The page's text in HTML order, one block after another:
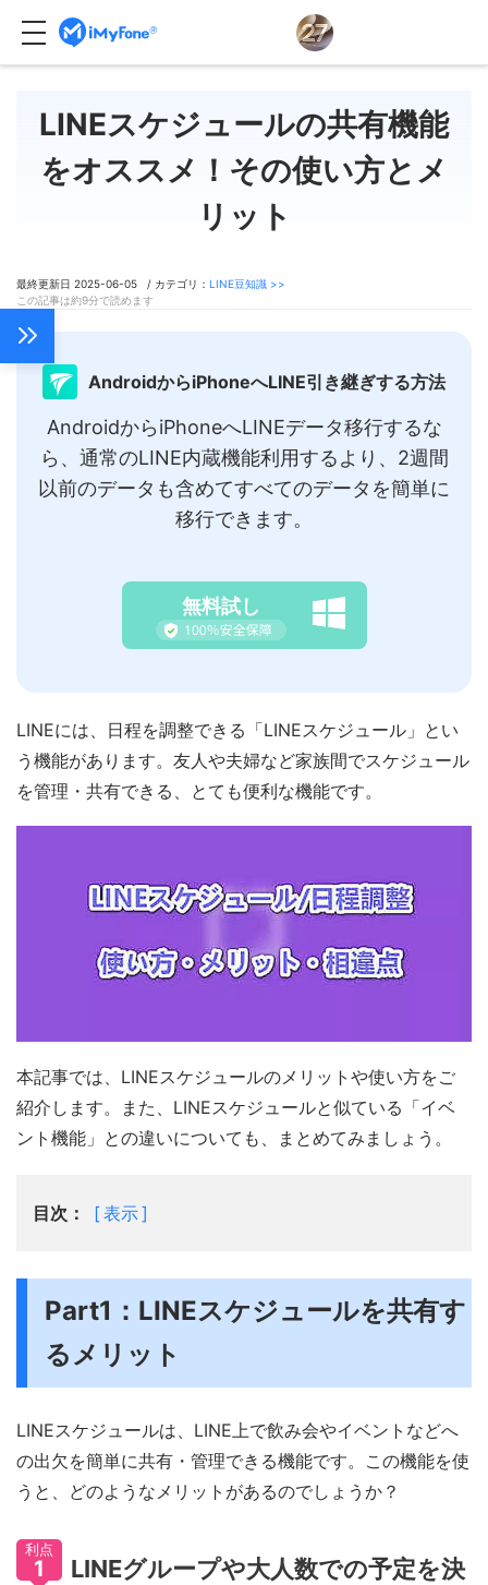
LINEスケジュールの共有機能
をオススメ！その使い方とメ
リット
最終更新日 2025-06-05 / カテゴリ： LINE豆知識 >>
この記事は約9分で読めます
AndroidからiPhoneへLINE引き継ぎする方法
AndroidからiPhoneへLINEデータ移行するな
ら、通常のLINE内蔵機能利用するより、2週間
以前のデータも含めてすべてのデータを簡単に
移行できます。
無料試し
LINEには、日程を調整できる「LINEスケジュール」とい
う機能があります。友人や夫婦など家族間でスケジュール
を管理・共有できる、とても便利な機能です。
本記事では、LINEスケジュールのメリットや使い方をご
紹介します。また、LINEスケジュールと似ている「イベ
ント機能」との違いについても、まとめてみましょう。
目次： 表示
Part1：LINEスケジュールを共有す
るメリット
LINEスケジュールは、LINE上で飲み会やイベントなどへ
の出欠を簡単に共有・管理できる機能です。この機能を使
うと、どのようなメリットがあるのでしょうか？
利点
1
LINEグループや大人数での予定を決